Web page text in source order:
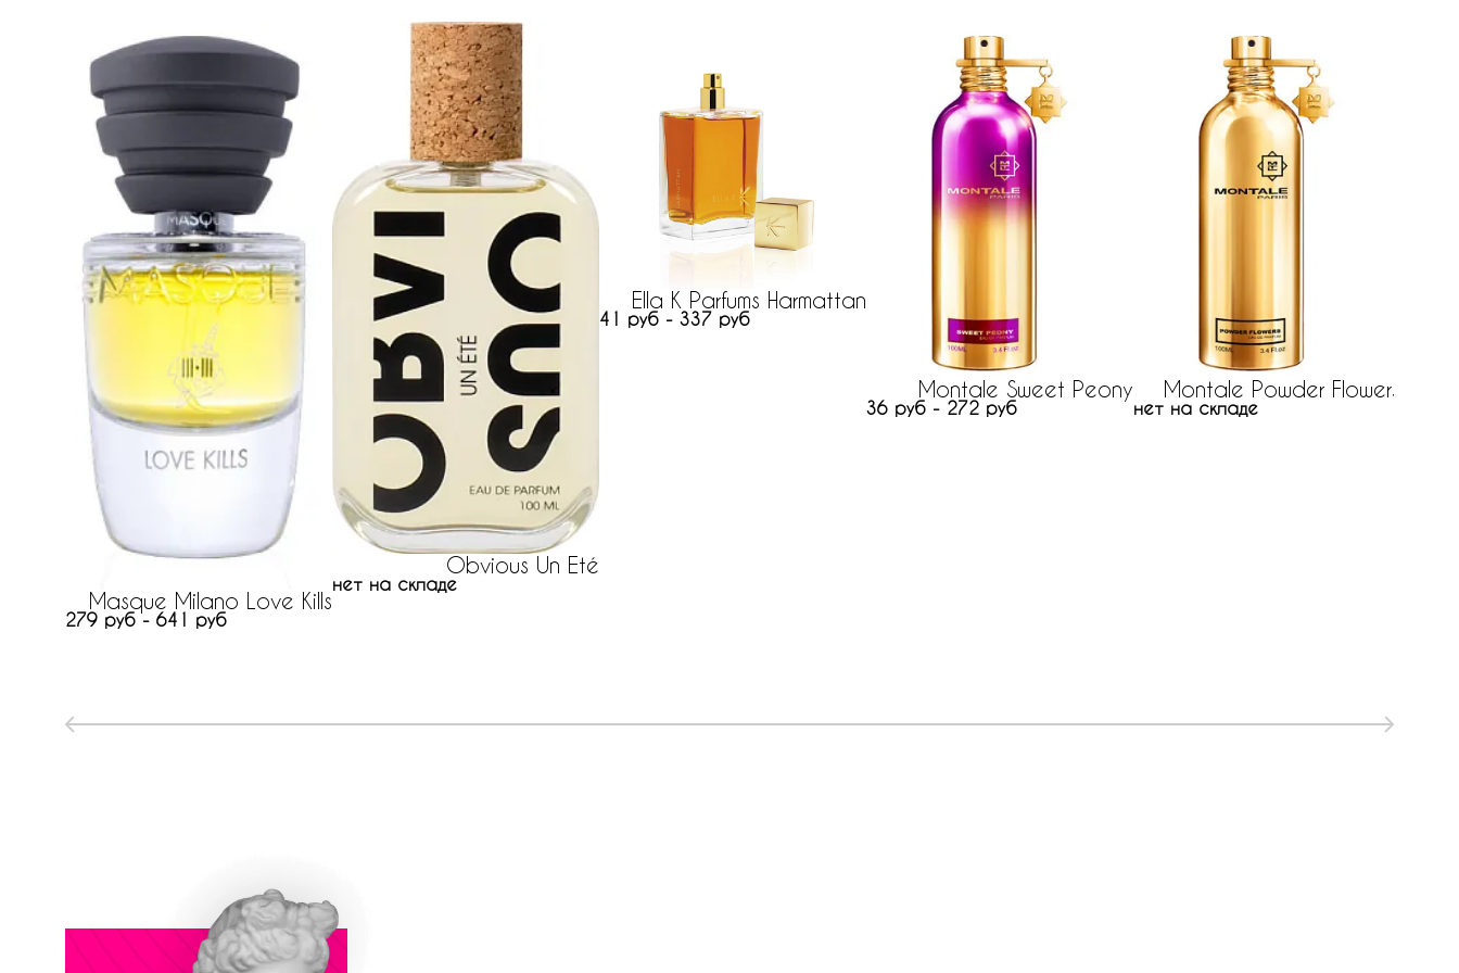
Masque Milano Love Kills
279 руб - 641 руб
Obvious Un Été
нет на складе
Ella K Parfums Harmattan
41 руб - 337 руб
Montale Sweet Peony
36 руб - 272 руб
Montale Powder Flowers
нет на складе